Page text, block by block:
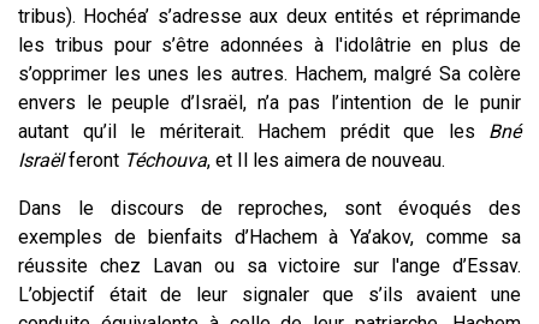
tribus). Hochéa’ s’adresse aux deux entités et réprimande
les tribus pour s’être adonnées à l'idolâtrie en plus de
s’opprimer les unes les autres. Hachem, malgré Sa colère
envers le peuple d’Israël, n’a pas l’intention de le punir
autant qu’il le mériterait. Hachem prédit que les Bné
Israëlferont Téchouva, et Il les aimera de nouveau.
Dans le discours de reproches, sont évoqués des
exemples de bienfaits d’Hachem à Ya’akov, comme sa
réussite chez Lavan ou sa victoire sur l'ange d’Essav.
L’objectif était de leur signaler que s’ils avaient une